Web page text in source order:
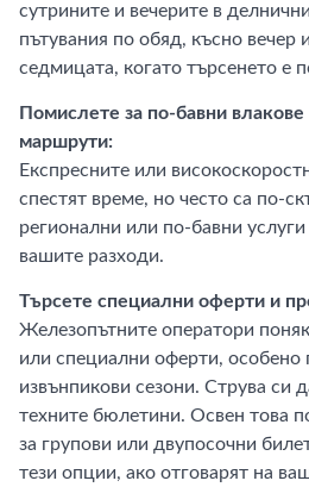
сутрините и вечерите в
пътувания по обяд, късно вечер
седмицата, когато търсенето е
Помислете за по-бавни
маршрути:
Експресните или
спестят време, но често са по-
регионални или по-бавни
вашите разходи.
Търсете специални оферти и
Железопътните оператори
или специални оферти, особено
извънпикови сезони. Струва си
техните бюлетини. Освен това
за групови или двупосочни
тези опции, ако отговарят на